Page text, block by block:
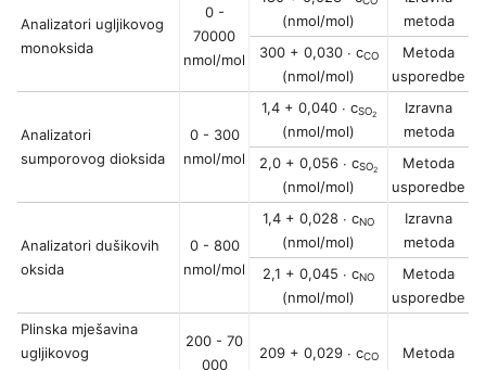
Analizatori ugljikovog
monoksida
0 -
70000
nmol/mol
(nmol/mol)
metoda
300 + 0,030 ∙ cCO
(nmol/mol)
Metoda
usporedbe
Analizatori
sumporovog dioksida
0 - 300
nmol/mol
1,4 + 0,040 ∙ cSO2
(nmol/mol)
Izravna
metoda
2,0 + 0,056 ∙ cSO2
(nmol/mol)
Metoda
usporedbe
Analizatori dušikovih
oksida
0 - 800
nmol/mol
1,4 + 0,028 ∙ cNO
(nmol/mol)
Izravna
metoda
2,1 + 0,045 ∙ cNO
(nmol/mol)
Metoda
usporedbe
Plinska mješavina
ugljikovog
200 - 70
000
209 + 0,029 ∙ cCO
Metoda